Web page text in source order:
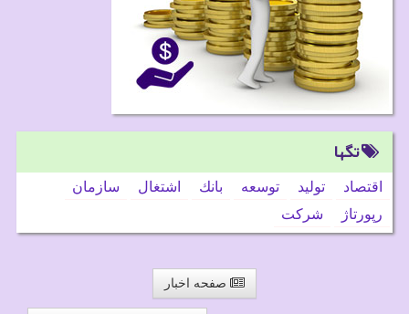
تگها
اقتصاد تولید توسعه بانك اشتغال
سازمان
رپورتاژ
شركت
صفحه اخبار